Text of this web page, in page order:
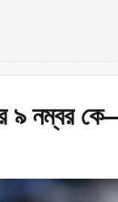
৯ নম্বর